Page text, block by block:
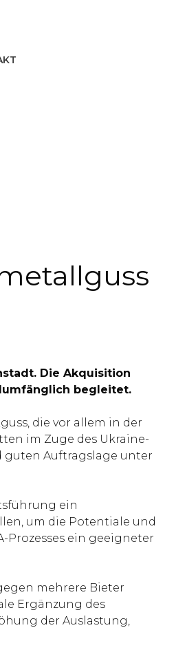
Die Akquisition
begleitet.
die vor allem in der
im Zuge des Ukraine-
guten Auftragslage unter
ein
um die Potentiale und
ein geeigneter
mehrere Bieter
Ergänzung des
der Auslastung,